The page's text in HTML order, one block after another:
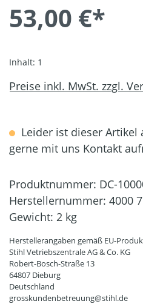
53,00 €*
Inhalt: 1
Preise inkl. MwSt. zzgl.
Leider ist dieser Artikel
gerne mit uns Kontakt
Produktnummer: DC-
Herstellernummer: 4000
Gewicht: 2 kg
Herstellerangaben gemäß EU-
Stihl Vetriebszentrale AG & Co. KG
Robert-Bosch-Straße 13
64807 Dieburg
Deutschland
grosskundenbetreuung@stihl.de